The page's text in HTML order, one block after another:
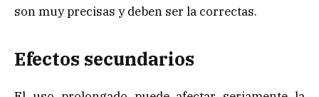
son muy precisas y deben ser la correctas.
Efectos secundarios